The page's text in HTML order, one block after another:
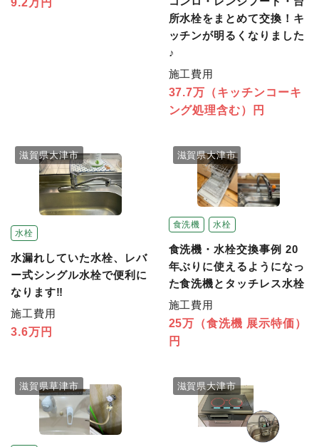
9.2万円
所水栓をまとめて交換！キ
ッチンが明るくなりました
♪
施工費用
37.7万（キッチンコーキ
ング処理含む）円
水栓
滋賀県大津市
水漏れしていた水栓、レバ
ー式シングル水栓で便利に
なります‼
施工費用
3.6万円
食洗機 水栓
滋賀県大津市
食洗機・水栓交換事例 20
年ぶりに使えるようになっ
た食洗機とタッチレス水栓
施工費用
25万（食洗機 展示特価）
円
滋賀県草津市 滋賀県大津市